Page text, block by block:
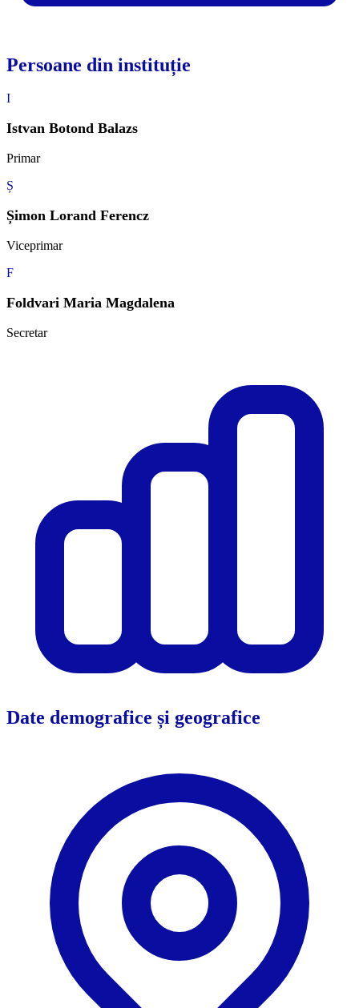
Persoane din instituție
I
Istvan Botond Balazs
Primar
Ș
Șimon Lorand Ferencz
Viceprimar
F
Foldvari Maria Magdalena
Secretar
Date demografice și geografice